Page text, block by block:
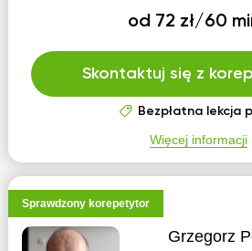
od 72 zł/60
Skontaktuj się z
Bezpłatna lekcja
Więcej informacji
Sprawdzony korepetytor
Grzegorz